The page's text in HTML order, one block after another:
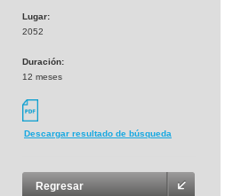
Lugar:
2052
Duración:
12 meses
Descargar resultado de búsqueda
Regresar